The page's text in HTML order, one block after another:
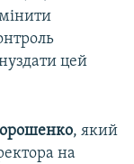
цей
, який
на